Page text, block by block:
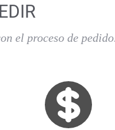
el proceso de